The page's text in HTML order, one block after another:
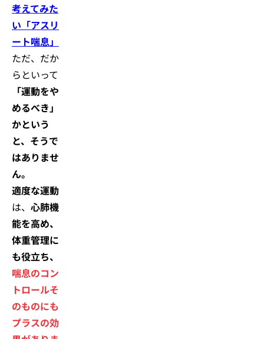
考えてみた
い「アスリ
ート喘息」
ただ、だか
らといって
「運動をや
めるべき」
かという
と、そうで
はありませ
ん。
適度な運動
は、 心肺機
能を高め、
体重管理に
も役立ち、
喘息のコン
トロールそ
のものにも
プラスの効